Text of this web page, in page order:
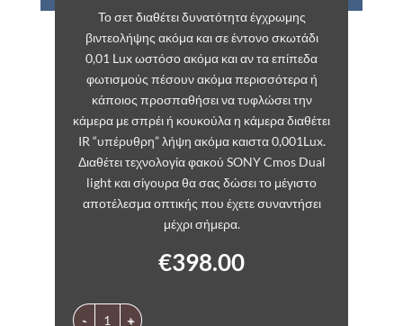
Το σετ διαθέτει δυνατότητα έγχρωμης
βιντεολήψης ακόμα και σε έντονο σκωτάδι
0,01 Lux ωστόσο ακόμα και αν τα επίπεδα
φωτισμούς πέσουν ακόμα περισσότερα ή
κάποιος προσπαθήσει να τυφλώσει την
κάμερα με σπρέι ή κουκούλα η κάμερα διαθέτει
IR “υπέρυθρη” λήψη ακόμα καιστα 0,001Lux.
Διαθέτει τεχνολογία φακού SONY Cmos Dual
light και σίγουρα θα σας δώσει το μέγιστο
αποτέλεσμα οπτικής που έχετε συναντήσει
μέχρι σήμερα.
€398.00
Σετ καταγραφικού με 4 κάμερες POE 8 καναλιών 4Κ